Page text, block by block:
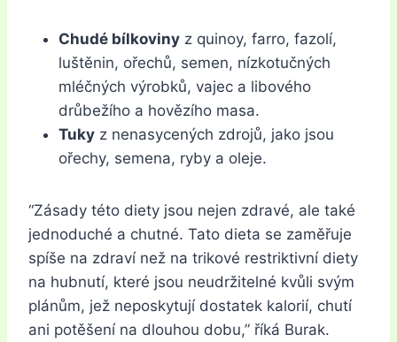
Chudé bílkoviny z quinoy, farro, fazolí,
luštěnin, ořechů, semen, nízkotučných
mléčných výrobků, vajec a libového
drůbežího a hovězího masa.
Tuky z nenasycených zdrojů, jako jsou
ořechy, semena, ryby a oleje.
“Zásady této diety jsou nejen zdravé, ale také
jednoduché a chutné. Tato dieta se zaměřuje
spíše na zdraví než na trikové restriktivní diety
na hubnutí, které jsou neudržitelné kvůli svým
plánům, jež neposkytují dostatek kalorií, chutí
ani potěšení na dlouhou dobu,” říká Burak.